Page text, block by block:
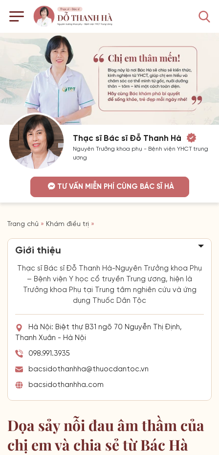
Thạc sĩ Bác sĩ Đỗ Thanh Hà
Nguyên Trưởng khoa phụ - Bệnh viện YHCT trung
ương
TƯ VẤN MIỄN PHÍ CÙNG BÁC SĨ HÀ
Trang chủ » Khám điều trị »
Giới thiệu
Thạc sĩ Bác sĩ Đỗ Thanh Hà-Nguyên Trưởng khoa Phụ
– Bệnh viện Y học cổ truyền Trung ương, hiện là
Trưởng khoa Phụ tại Trung tâm nghiên cứu và ứng
dụng Thuốc Dân Tộc
Hà Nội: Biệt thự B31 ngõ 70 Nguyễn Thị Định,
Thanh Xuân - Hà Nội
098.991.3935
bacsidothanhha@thuocdantoc.vn
bacsidothanhha.com
Dọa sảy nỗi đau âm thầm của
chị em và chia sẻ từ Bác Hà